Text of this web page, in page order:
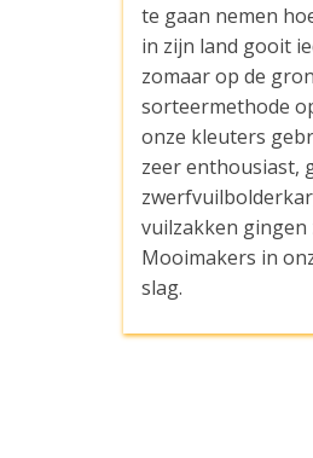
te gaan nemen
in zijn land gooit
zomaar op de
sorteermethode
onze kleuters
zeer enthousiast,
vuilzakken gingen
Mooimakers in
slag.